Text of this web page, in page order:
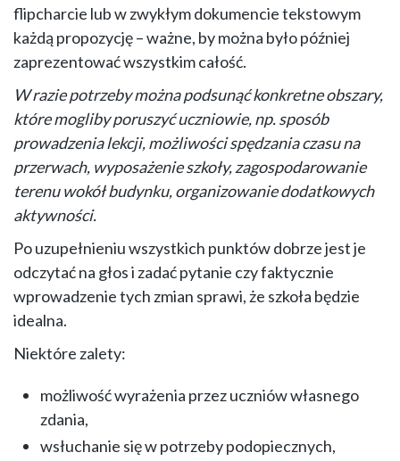
flipcharcie lub w zwykłym dokumencie tekstowym
każdą propozycję – ważne, by można było później
zaprezentować wszystkim całość.
W razie potrzeby można podsunąć konkretne obszary,
które mogliby poruszyć uczniowie, np. sposób
prowadzenia lekcji, możliwości spędzania czasu na
przerwach, wyposażenie szkoły, zagospodarowanie
terenu wokół budynku, organizowanie dodatkowych
aktywności.
Po uzupełnieniu wszystkich punktów dobrze jest je
odczytać na głos i zadać pytanie czy faktycznie
wprowadzenie tych zmian sprawi, że szkoła będzie
idealna.
Niektóre zalety:
możliwość wyrażenia przez uczniów własnego
zdania,
wsłuchanie się w potrzeby podopiecznych,